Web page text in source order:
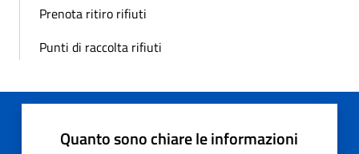
Prenota ritiro rifiuti
Punti di raccolta rifiuti
Quanto sono chiare le informazioni